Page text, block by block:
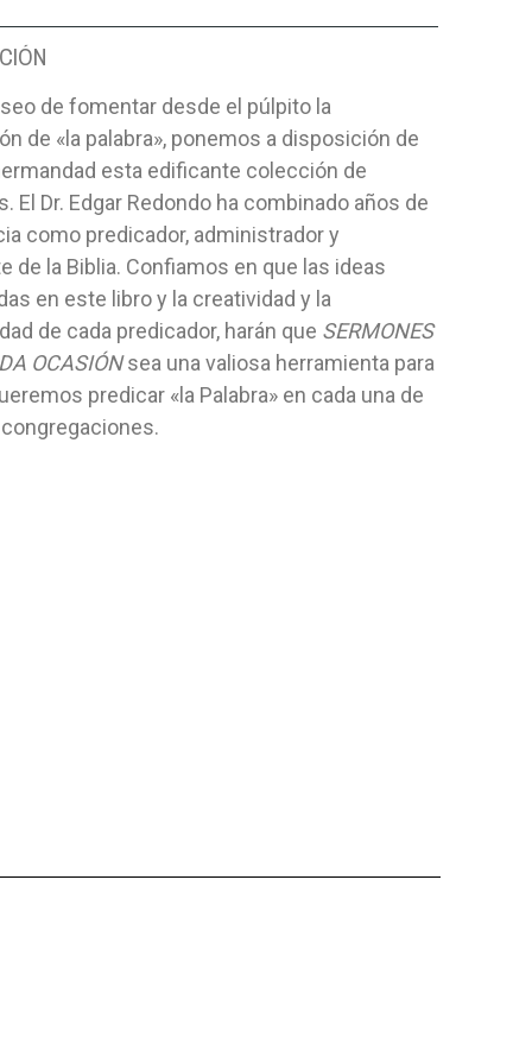
de fomentar desde el púlpito la
de «la palabra», ponemos a disposición de
esta edificante colección de
El Dr. Edgar Redondo ha combinado años de
como predicador, administrador y
de la Biblia. Confiamos en que las ideas
en este libro y la creatividad y la
de cada predicador, harán que SERMONES
OCASIÓNsea una valiosa herramienta para
predicar «la Palabra» en cada una de